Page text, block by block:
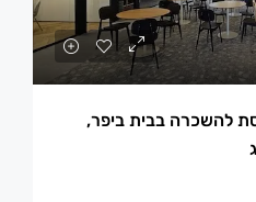
מרפסת להשכרה בבית ביפר,